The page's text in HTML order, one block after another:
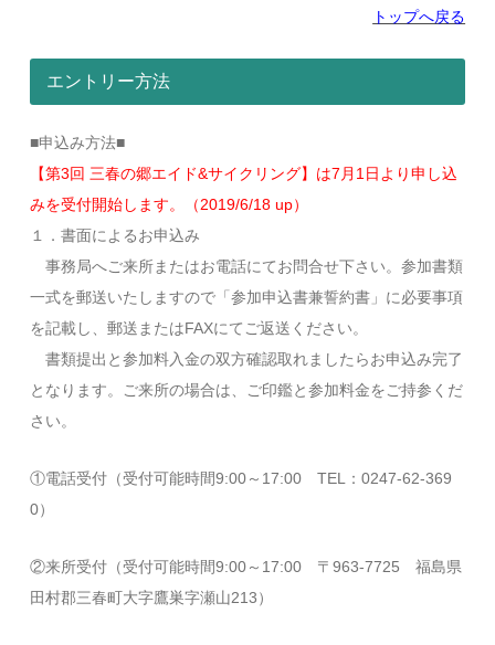
トップへ戻る
エントリー方法
■申込み方法■
【第3回 三春の郷エイド&サイクリング】は7月1日より申し込
みを受付開始します。（2019/6/18 up）
１．書面によるお申込み
事務局へご来所またはお電話にてお問合せ下さい。参加書類
一式を郵送いたしますので「参加申込書兼誓約書」に必要事項
を記載し、郵送またはFAXにてご返送ください。
書類提出と参加料入金の双方確認取れましたらお申込み完了
となります。ご来所の場合は、ご印鑑と参加料金をご持参くだ
さい。
①電話受付（受付可能時間9:00～17:00 TEL：0247‐62‐369
0）
②来所受付（受付可能時間9:00～17:00 〒963-7725 福島県
田村郡三春町大字鷹巣字瀬山213）